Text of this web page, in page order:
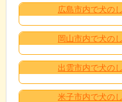
広島市内で犬の
岡山市内で犬の
出雲市内で犬の
米子市内で犬の